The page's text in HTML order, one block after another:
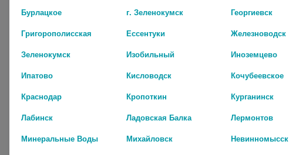
Бурлацкое
г. Зеленокумск
Георгиевск
Григорополисская
Ессентуки
Железноводск
Зеленокумск
Изобильный
Иноземцево
Ипатово
Кисловодск
Кочубеевское
Краснодар
Кропоткин
Курганинск
Лабинск
Ладовская Балка
Лермонтов
Минеральные Воды
Михайловск
Невинномысск